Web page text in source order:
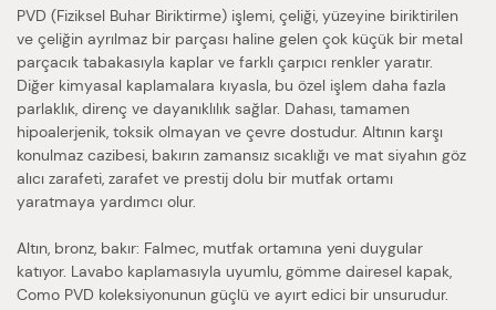
PVD (Fiziksel Buhar Biriktirme) işlemi, çeliği, yüzeyine biriktirilen
ve çeliğin ayrılmaz bir parçası haline gelen çok küçük bir metal
parçacık tabakasıyla kaplar ve farklı çarpıcı renkler yaratır.
Diğer kimyasal kaplamalara kıyasla, bu özel işlem daha fazla
parlaklık, direnç ve dayanıklılık sağlar. Dahası, tamamen
hipoalerjenik, toksik olmayan ve çevre dostudur. Altının karşı
konulmaz cazibesi, bakırın zamansız sıcaklığı ve mat siyahın göz
alıcı zarafeti, zarafet ve prestij dolu bir mutfak ortamı
yaratmaya yardımcı olur.
Altın, bronz, bakır: Falmec, mutfak ortamına yeni duygular
katıyor. Lavabo kaplamasıyla uyumlu, gömme dairesel kapak,
Como PVD koleksiyonunun güçlü ve ayırt edici bir unsurudur.